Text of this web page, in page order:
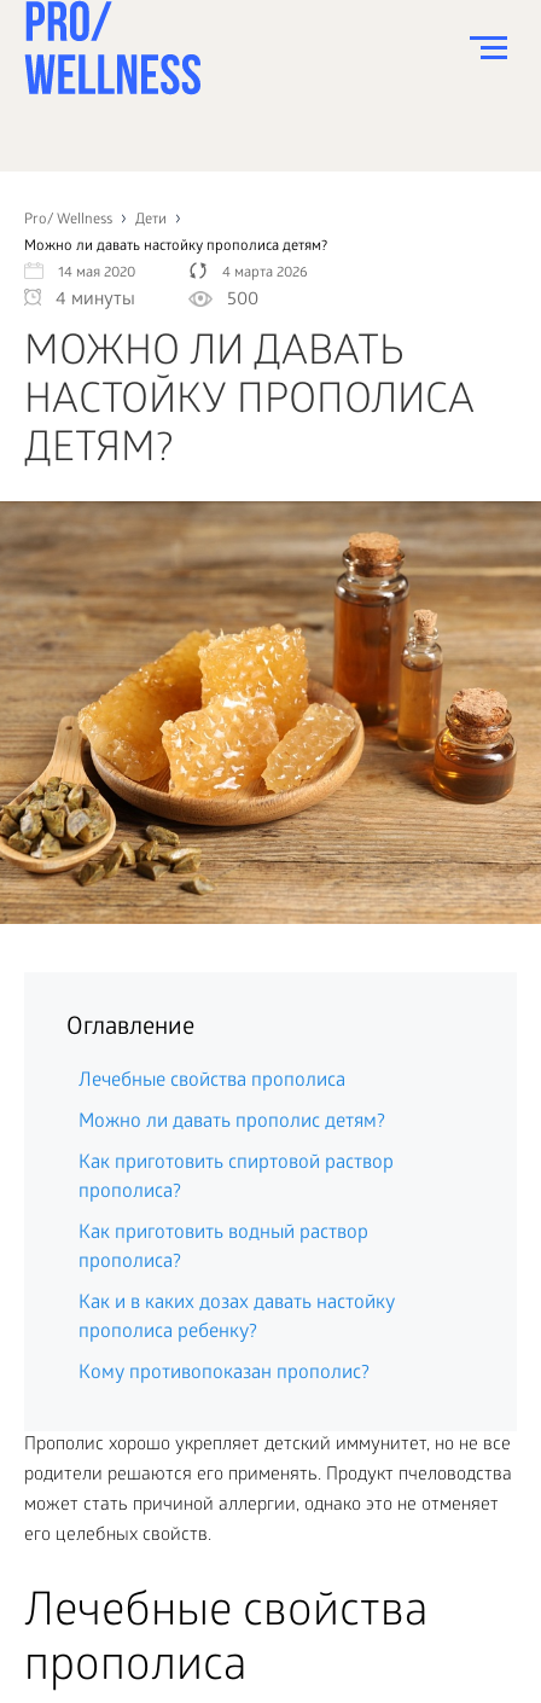
Pro/ Wellness
Дети
Можно ли давать настойку прополиса детям?
14 мая 2020
4 марта 2026
4 минуты 500
МОЖНО ЛИ ДАВАТЬ
НАСТОЙКУ ПРОПОЛИСА
ДЕТЯМ?
Оглавление
Лечебные свойства прополиса
Можно ли давать прополис детям?
Как приготовить спиртовой раствор
прополиса?
Как приготовить водный раствор
прополиса?
Как и в каких дозах давать настойку
прополиса ребенку?
Кому противопоказан прополис?
Прополис хорошо укрепляет детский иммунитет, но не все
родители решаются его применять. Продукт пчеловодства
может стать причиной аллергии, однако это не отменяет
его целебных свойств.
Лечебные свойства
прополиса
СПОРТ
ЗДОРОВЬЕ
КРАСОТА
ПСИХОЛОГИЯ
ДЕТИ
ДОМ
КАК?